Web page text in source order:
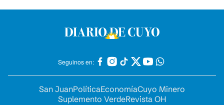
Seguinos en:
San JuanPolíticaEconomíaCuyo Minero
Suplemento VerdeRevista OH